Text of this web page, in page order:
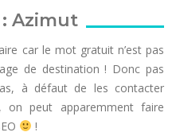
Azimut
car le mot gratuit n’est pas
de destination ! Donc pas
à défaut de les contacter
on peut apparemment faire
!